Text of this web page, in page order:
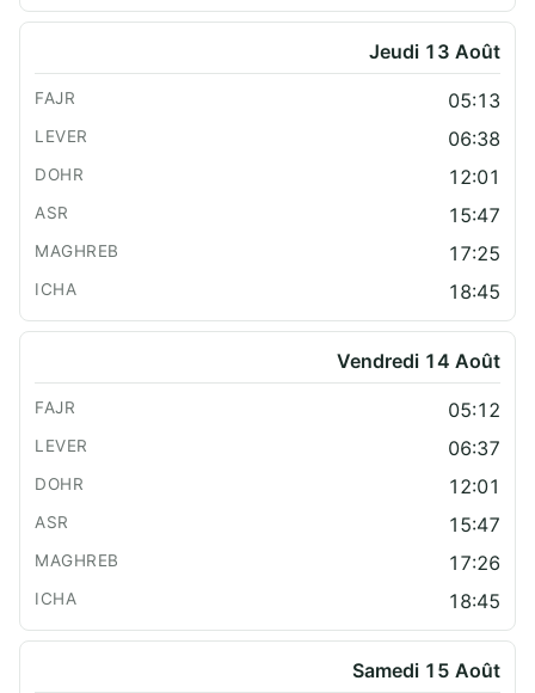
Jeudi 13 Août
05:13
06:38
12:01
15:47
17:25
18:45
Vendredi 14 Août
05:12
06:37
12:01
15:47
17:26
18:45
Samedi 15 Août